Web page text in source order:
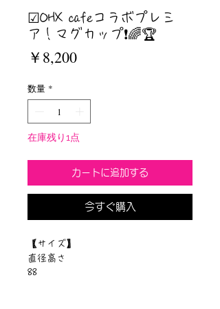
☑︎OHX cafeコラボプレミ
ア！マグカップ❗️🌈🏆
￥8,200価
数量 *
在庫残り1点
カートに追加する
今すぐ購入
【サイズ】
直径高さ
88